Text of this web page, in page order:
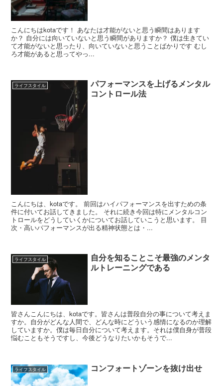
こんにちはkotaです！ あなたは才能がないと思う瞬間はあります
か？ 自分には向いていないと思う瞬間がありますか？ 僕は生きてい
て才能がないと思ったり、向いていないと思うことばかりです むし
ろ才能があると思ってやっ...
ライフスタイル
パフォーマンスを上げるメンタル
コントロール法
こんにちは、kotaです。 前回はハイパフォーマンスを出すための条
件に付いてお話してきました。 それに続き今回は特にメンタルコン
トロールをどうしていくかについてお話していこうと思います。 目
次・高いパフォーマンスが出る精神状態とは・...
ライフスタイル
自分を知ることこそ最強のメンタ
ルトレーニングである
皆さんこんにちは、kotaです。皆さんは普段自分の事について考えま
すか。自分がどんな人間で、どんな時にどういう感情になるのか理解
していますか。僕は毎日自分について考えます。それは僕自身が普段
悩むこともそうですし、今後どうなりたいかもそうで...
ライフスタイル コンフォートゾーンを抜け出せ